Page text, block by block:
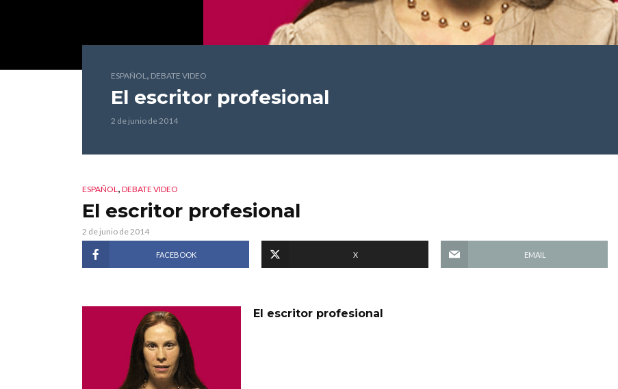
ESPAÑOL, DEBATE VIDEO
El escritor profesional
2 de junio de 2014
ESPAÑOL, DEBATE VIDEO
El escritor profesional
2 de junio de 2014
FACEBOOK X EMAIL
El escritor profesional